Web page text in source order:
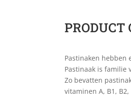
PRODUCT
Pastinaken hebben
Pastinaak is familie
Zo bevatten
vitaminen A, B1,